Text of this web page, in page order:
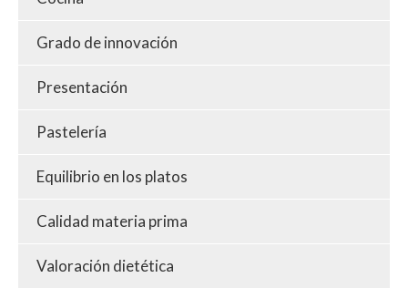
Grado de innovación
Presentación
Pastelería
Equilibrio en los platos
Calidad materia prima
Valoración dietética